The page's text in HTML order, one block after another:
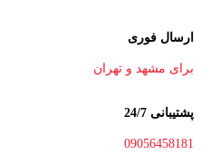
ارسال فوری
برای مشهد و تهران
پشتیبانی 24/7
09056458181